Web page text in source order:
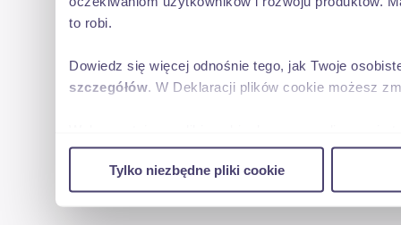
to robi.
Dowiedz się więcej odnośnie tego, jak Twoje
szczegółów . W Deklaracji plików cookie możesz
w naszej witrynie. Informacje o tym, jak korzystasz
reklamowym i analitycznym. Partnerzy mogą
uzyskanymi podczas korzystania z ich usług.
Tylko niezbędne pliki cookie